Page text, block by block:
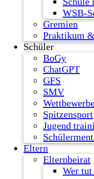
WSB-
Gremien
Praktikum
Schüler
BoGy
ChatGPT
GFS
SMV
Spitzensport
Jugend
Eltern
Elternbeirat
Wer tut